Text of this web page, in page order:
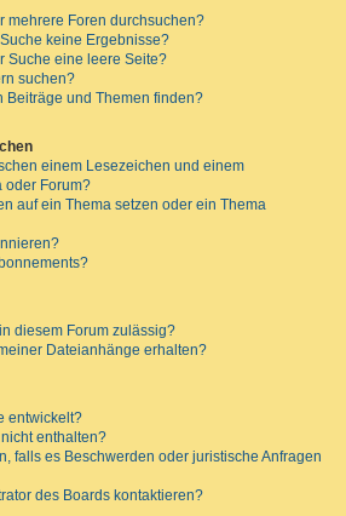
mehrere Foren durchsuchen?
keine Ergebnisse?
Suche eine leere Seite?
suchen?
Beiträge und Themen finden?
einem Lesezeichen und einem
oder Forum?
auf ein Thema setzen oder ein Thema
diesem Forum zulässig?
Dateianhänge erhalten?
entwickelt?
enthalten?
falls es Beschwerden oder juristische Anfragen
des Boards kontaktieren?